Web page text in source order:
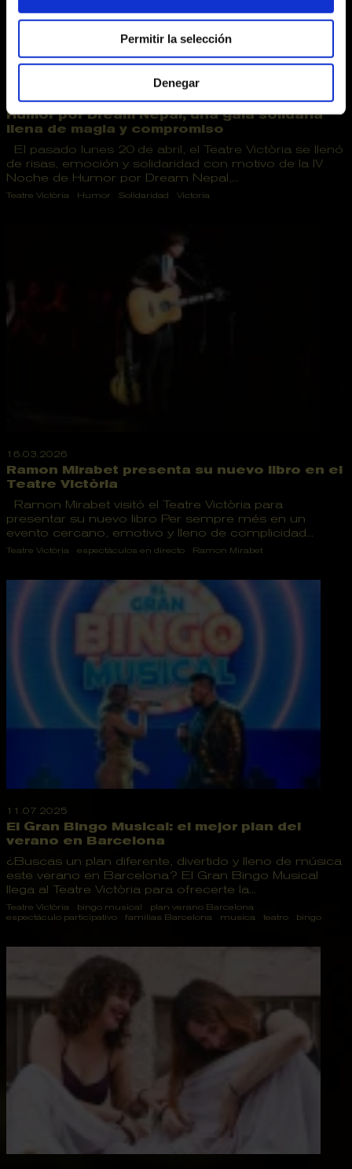
Permitir la selección
Denegar
El Teatre Victòria acoge la IV Noche de
Humor por Dream Nepal, una gala solidaria
llena de magia y compromiso
El pasado lunes 20 de abril, el Teatre Victòria se llenó
de risas, emoción y solidaridad con motivo de la IV
Noche de Humor por Dream Nepal,...
Teatre Victòria Humor Solidaridad Victoria
16.03.2026
Ramon Mirabet presenta su nuevo libro en el
Teatre Victòria
Ramon Mirabet visitó el Teatre Victòria para
presentar su nuevo libro Per sempre més en un
evento cercano, emotivo y lleno de complicidad...
Teatre Victòria espectáculos en directo Ramon Mirabet
11.07.2025
El Gran Bingo Musical: el mejor plan del
verano en Barcelona
¿Buscas un plan diferente, divertido y lleno de música
este verano en Barcelona? El Gran Bingo Musical
llega al Teatre Victòria para ofrecerte la...
Teatre Victòria bingo musical
plan verano Barcelona
espectáculo participativo
familias Barcelona musica teatro bingo